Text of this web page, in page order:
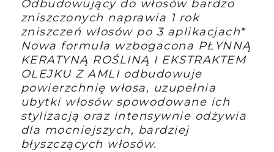
Odbudowujący do włosów bardzo
zniszczonych naprawia 1 rok
zniszczeń włosów po 3 aplikacjach*
Nowa formuła wzbogacona PŁYNNĄ
KERATYNĄ ROŚLINĄ I EKSTRAKTEM
OLEJKU Z AMLI odbudowuje
powierzchnię włosa, uzupełnia
ubytki włosów spowodowane ich
stylizacją oraz intensywnie odżywia
dla mocniejszych, bardziej
błyszczących włosów.